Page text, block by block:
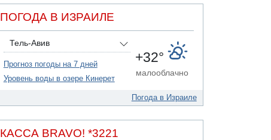
ПОГОДА В ИЗРАИЛЕ
Тель-Авив
Прогноз погоды на 7 дней
Уровень воды в озере Кинерет
+32°
малооблачно
Погода в Израиле
КАССА BRAVO! *3221